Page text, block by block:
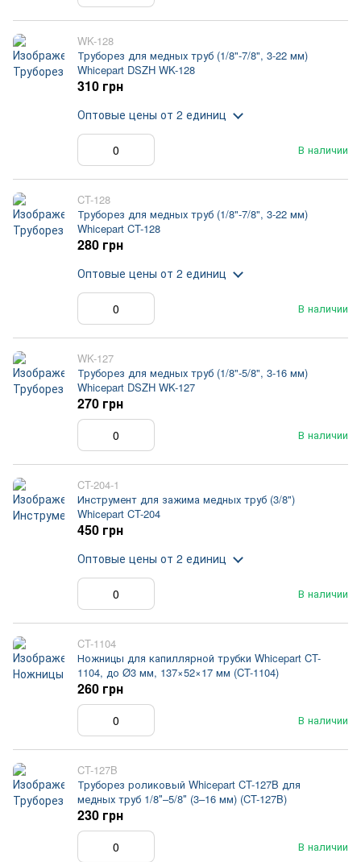
WK-128
Труборез для медных труб (1/8"-7/8", 3-22 мм)
Whicepart DSZH WK-128
В наличии
310 грн
Оптовые цены от 2 единиц
CT-128
Труборез для медных труб (1/8"-7/8", 3-22 мм)
Whicepart CT-128
В наличии
280 грн
Оптовые цены от 2 единиц
WK-127
Труборез для медных труб (1/8"-5/8", 3-16 мм)
Whicepart DSZH WK-127
В наличии
270 грн
CT-204-1
Инструмент для зажима медных труб (3/8")
Whicepart CT-204
В наличии
450 грн
Оптовые цены от 2 единиц
CT-1104
Ножницы для капиллярной трубки Whicepart CT-
1104, до Ø3 мм, 137×52×17 мм (CT-1104)
В наличии
260 грн
CT-127B
Труборез роликовый Whicepart CT-127B для
медных труб 1/8″–5/8″ (3–16 мм) (CT-127B)
В наличии
230 грн